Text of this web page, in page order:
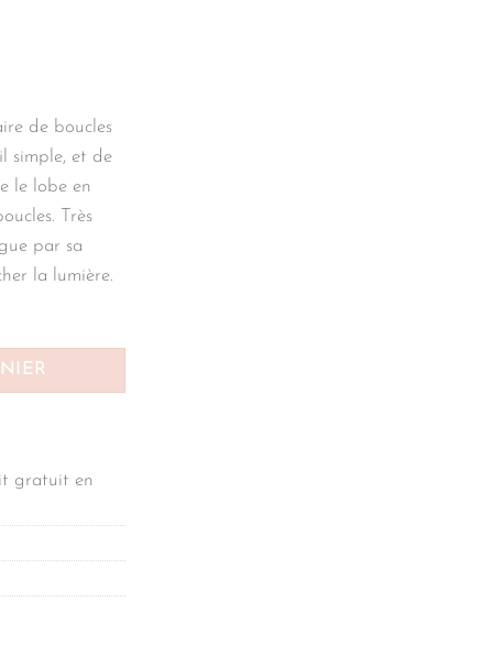
de boucles
simple, et de
le lobe en
Très
par sa
la lumière.
gratuit en